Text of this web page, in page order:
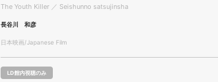
The Youth Killer ／ Seishunno satsujinsha
長谷川 和彦
日本映画/Japanese Film
LD館内視聴のみ